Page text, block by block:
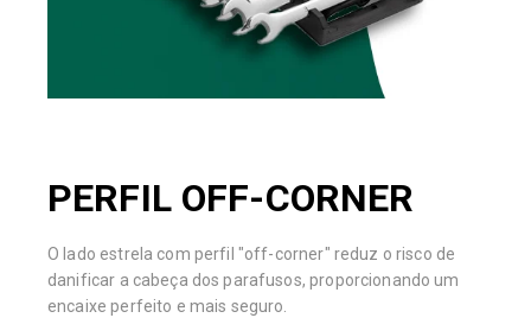
PERFIL OFF-CORNER
O lado estrela com perfil "off-corner" reduz o risco de
danificar a cabeça dos parafusos, proporcionando um
encaixe perfeito e mais seguro.